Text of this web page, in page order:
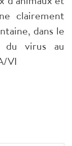
clairement
dans le
du virus au
VI